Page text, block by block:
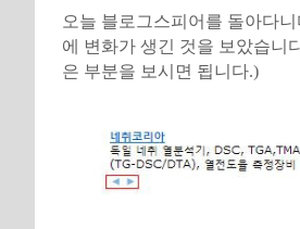
오늘 블로그스피어를 돌아다
에 변화가 생긴 것을 보았습니
은 부분을 보시면 됩니다.)